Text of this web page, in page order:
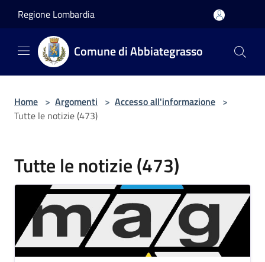
Regione Lombardia
Comune di Abbiategrasso
Home > Argomenti > Accesso all'informazione >
Tutte le notizie (473)
Tutte le notizie (473)